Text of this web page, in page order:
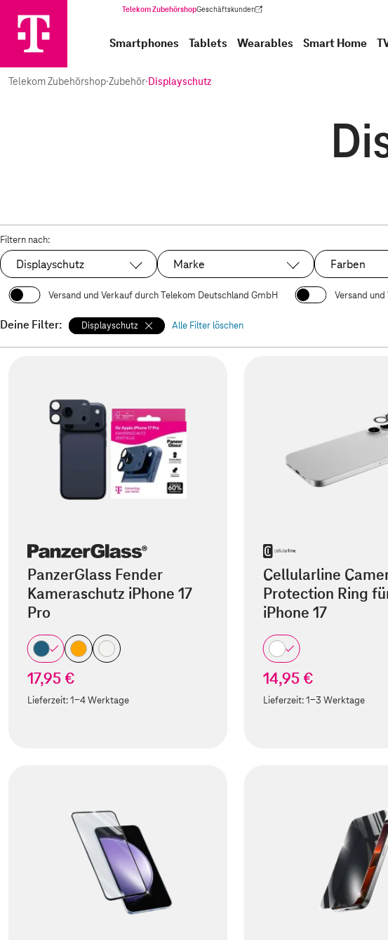
Telekom ZubehörshopGeschäftskunden
(Wird in einem neuen Tab geöffnet)
Smartphones Tablets Wearables Smart Home
Telekom Zubehörshop·Zubehör·Displayschutz
Filtern nach:
Ausgewählt:
Displayschutz Marke Farben
Versand und Verkauf durch Telekom Deutschland GmbH Versand
Deine Filter: Displayschutz Alle Filter löschen
PanzerGlass Fender
Kameraschutz iPhone 17
Pro
17,95 €
Lieferzeit:1-4 Werktage
Cellularline
Protection Ring
iPhone 17
14,95 €
Lieferzeit:1-3 Werktage